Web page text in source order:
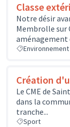
Classe
Notre désir
Membrolle sur
aménagement
Création
Le CME de
dans la
tranche...
Sport